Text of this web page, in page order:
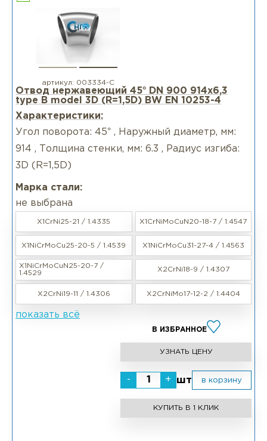
артикул: 003334-С
Отвод нержавеющий 45° DN 900 914x6,3
type B model 3D (R=1,5D) BW EN 10253-4
Характеристики:
Угол поворота: 45° , Наружный диаметр, мм:
914 , Толщина стенки, мм: 6.3 , Радиус изгиба:
3D (R=1,5D)
Марка стали:
не выбрана
X1CrNi25-21 / 1.4335 X1CrNiMoCuN20-18-7 / 1.4547
X1NiCrMoCu25-20-5 / 1.4539 X1NiCrMoCu31-27-4 / 1.4563
X1NiCrMoCuN25-20-7 /
1.4529
X2CrNi18-9 / 1.4307
X2CrNi19-11 / 1.4306 X2CrNiMo17-12-2 / 1.4404
показать всё
В ИЗБРАННОЕ
УЗНАТЬ ЦЕНУ
- + шт в корзину
КУПИТЬ В 1 КЛИК